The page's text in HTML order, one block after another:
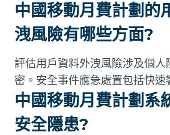
中國移動月費計劃的
洩風險有哪些方面?
評估用戶資料外洩風險涉及個人
密。安全事件應急處置包括快速
中國移動月費計劃系
安全隱患?